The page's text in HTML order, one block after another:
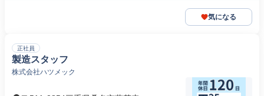
気になる
正社員
製造スタッフ
株式会社ハツメック